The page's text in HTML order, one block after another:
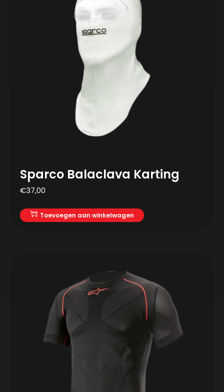
Sparco Balaclava Karting
€37,00
Toevoegen aan winkelwagen